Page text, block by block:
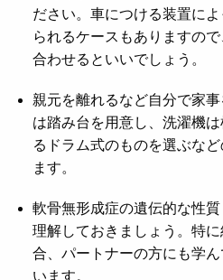
ださい。車につける装置に
られるケースもありますの
合わせるといいでしょう。
親元を離れるなど自分で家
は踏み台を用意し、洗濯機
るドラム式のものを選ぶな
ます。
軟骨無形成症の遺伝的な性質
理解しておきましょう。特
合、パートナーの方にも学
います。